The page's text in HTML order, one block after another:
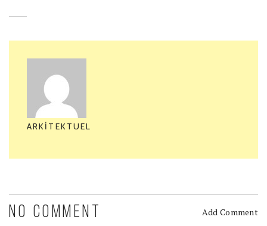
ARKITEKTUEL
NO COMMENT Add Comment